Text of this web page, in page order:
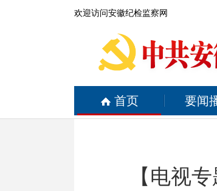
欢迎访问安徽纪检监察网
首页 要闻
【电视